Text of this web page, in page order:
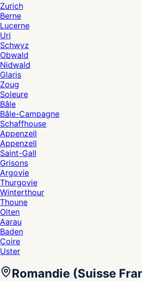
Zurich
Berne
Lucerne
Uri
Schwyz
Obwald
Nidwald
Glaris
Zoug
Soleure
Bâle
Bâle-Campagne
Schaffhouse
Appenzell
Appenzell
Saint-Gall
Grisons
Argovie
Thurgovie
Winterthour
Thoune
Olten
Aarau
Baden
Coire
Uster
Romandie (Suisse